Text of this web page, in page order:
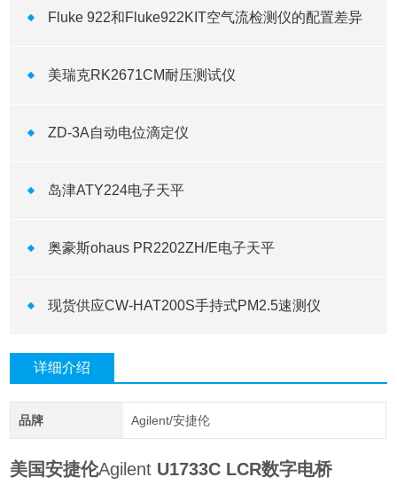
Fluke 922和Fluke922KIT空气流检测仪的配置差异
美瑞克RK2671CM耐压测试仪
ZD-3A自动电位滴定仪
岛津ATY224电子天平
奥豪斯ohaus PR2202ZH/E电子天平
现货供应CW-HAT200S手持式PM2.5速测仪
详细介绍
品牌 Agilent/安捷伦
美国安捷伦Agilent U1733C LCR数字电桥